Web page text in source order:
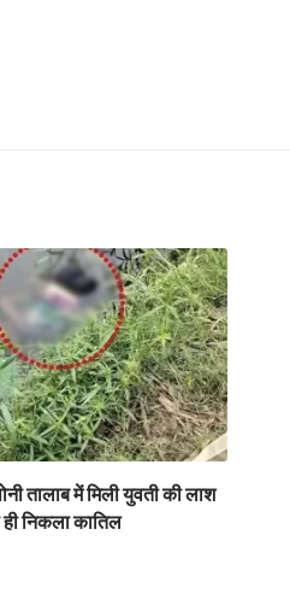
तालाब में मिली युवती की लाश
निकला कातिल